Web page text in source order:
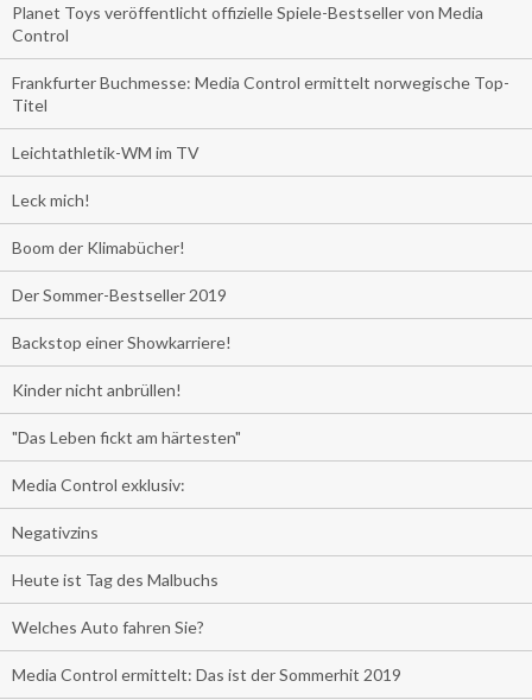
Planet Toys veröffentlicht offizielle Spiele-Bestseller von Media
Control
Frankfurter Buchmesse: Media Control ermittelt norwegische Top-
Titel
Leichtathletik-WM im TV
Leck mich!
Boom der Klimabücher!
Der Sommer-Bestseller 2019
Backstop einer Showkarriere!
Kinder nicht anbrüllen!
"Das Leben fickt am härtesten"
Media Control exklusiv:
Negativzins
Heute ist Tag des Malbuchs
Welches Auto fahren Sie?
Media Control ermittelt: Das ist der Sommerhit 2019